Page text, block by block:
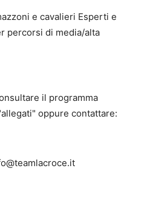
e cavalieri Esperti e
percorsi di media/alta
il programma
oppure contattare: